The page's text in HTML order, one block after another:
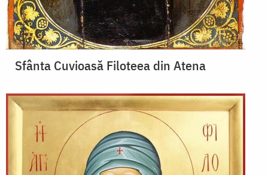
Sfânta Cuvioasă Filoteea din Atena